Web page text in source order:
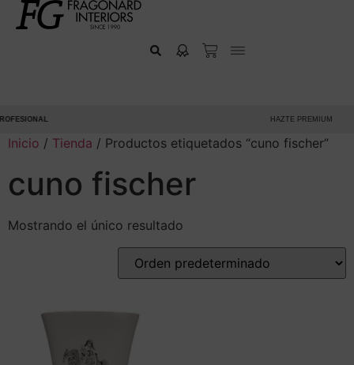
HAZTE PREMIUM
Inicio / Tienda / Productos etiquetados “cuno fischer”
cuno fischer
Mostrando el único resultado